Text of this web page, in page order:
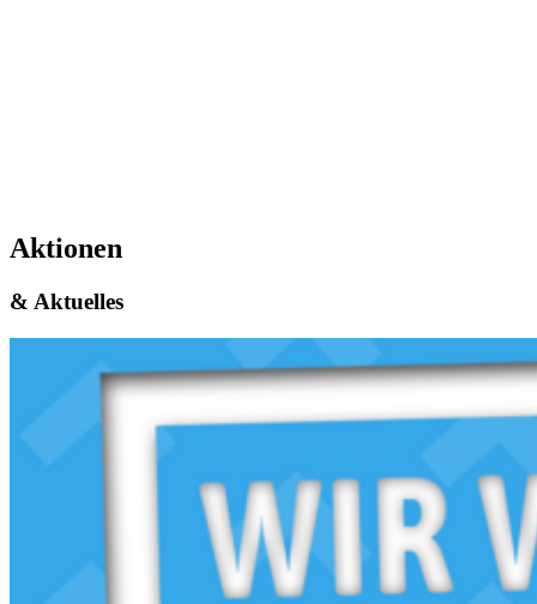
Aktionen
& Aktuelles